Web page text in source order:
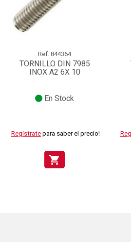
Ref. 844364
TORNILLO DIN 7985
INOX A2 6X 10
En Stock
Regístrate para saber el precio!
shopping_cart